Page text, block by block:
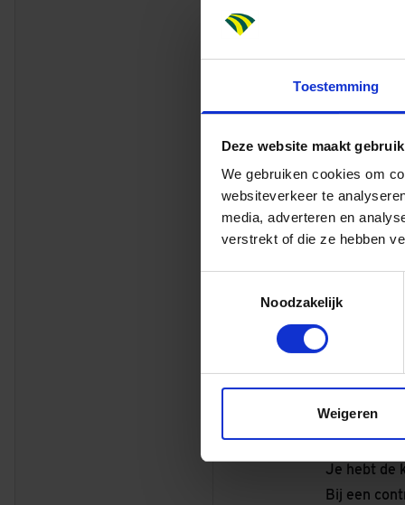
Toestemming
Deze website maakt
We gebruiken cookies om
websiteverkeer te
media, adverteren en
verstrekt of die ze hebben
Noodzakelijk
Weigeren
Kennis van
In het bezit
Dit bieden
Dura
ambities
initiatief.
bieden we
43
bijdrage
Je hebt de
Bij een